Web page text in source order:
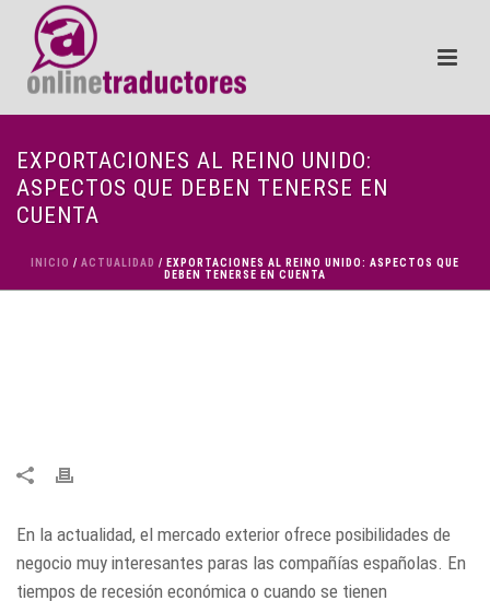
EXPORTACIONES AL REINO UNIDO:
ASPECTOS QUE DEBEN TENERSE EN
CUENTA
INICIO / ACTUALIDAD / EXPORTACIONES AL REINO UNIDO: ASPECTOS QUE
DEBEN TENERSE EN CUENTA
En la actualidad, el mercado exterior ofrece posibilidades de
negocio muy interesantes paras las compañías españolas. En
tiempos de recesión económica o cuando se tienen